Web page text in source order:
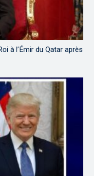
à l’Émir du Qatar après